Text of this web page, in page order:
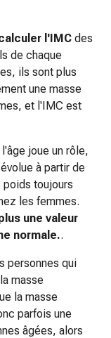
l'IMC des
de chaque
ils sont plus
une masse
et l'IMC est
joue un rôle,
à partir de
poids toujours
les femmes.
une valeur
normale..
personnes qui
masse
la masse
parfois une
âgées, alors